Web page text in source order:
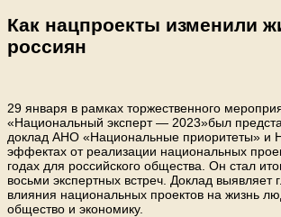
Как нацпроекты изменили
россиян
29 января в рамках торжественного
«Национальный эксперт — 2023»был
доклад АНО «Национальные приоритеты»
эффектах от реализации национальных
годах для российского общества. Он стал
восьми экспертных встреч. Доклад выявляет
влияния национальных проектов на жизнь
общество и экономику.